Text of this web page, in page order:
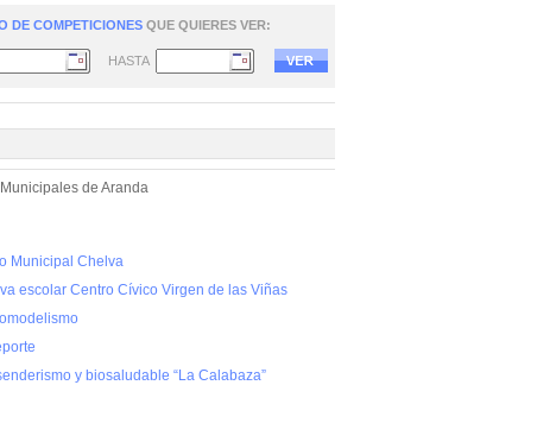
DE COMPETICIONES QUE QUIERES VER:
HASTA
de Aranda
Municipal Chelva
escolar Centro Cívico Virgen de las Viñas
y biosaludable “La Calabaza”